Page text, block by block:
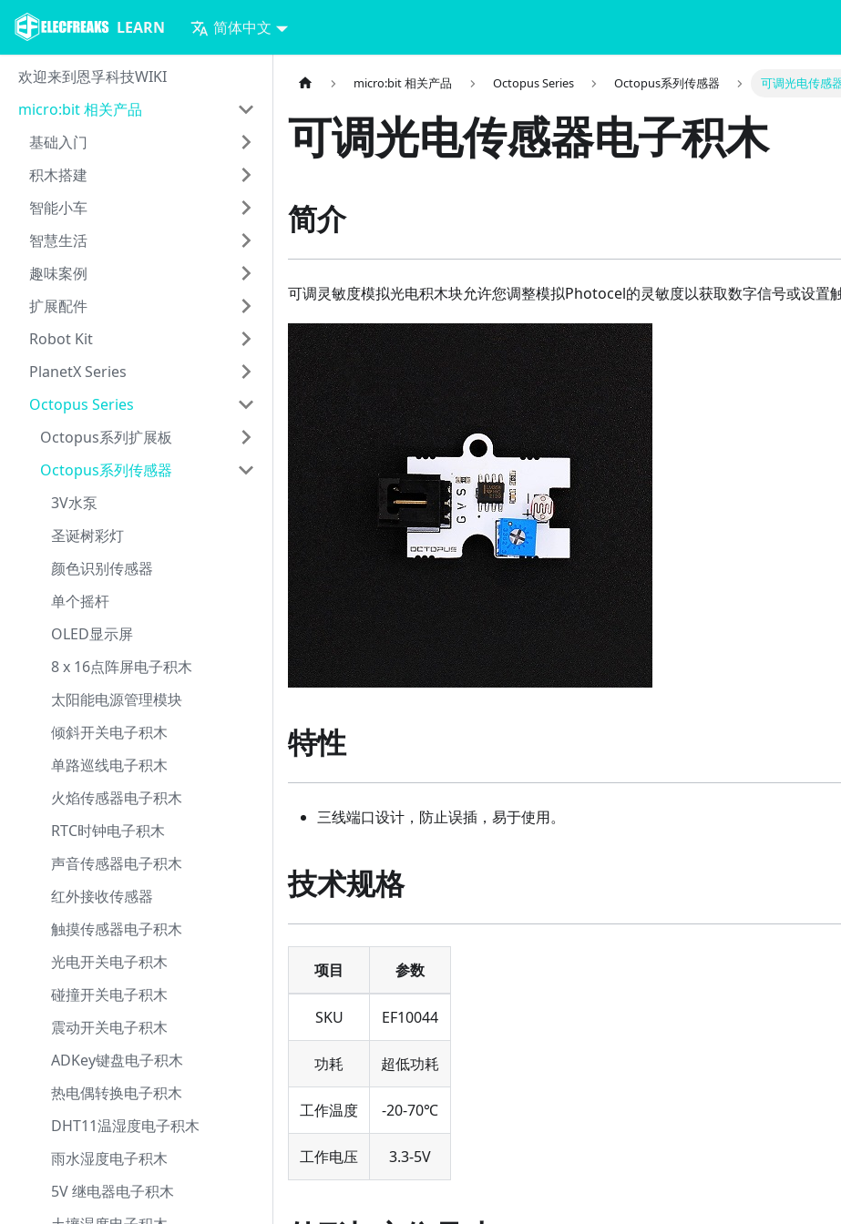
LEARN 简体中文
欢迎来到恩孚科技WIKI
micro:bit 相关产品
基础入门
积木搭建
智能小车
智慧生活
趣味案例
扩展配件
Robot Kit
PlanetX Series
Octopus Series
Octopus系列扩展板
Octopus系列传感器
3V水泵
圣诞树彩灯
颜色识别传感器
单个摇杆
OLED显示屏
8 x 16点阵屏电子积木
太阳能电源管理模块
倾斜开关电子积木
单路巡线电子积木
火焰传感器电子积木
RTC时钟电子积木
声音传感器电子积木
红外接收传感器
触摸传感器电子积木
光电开关电子积木
碰撞开关电子积木
震动开关电子积木
ADKey键盘电子积木
热电偶转换电子积木
DHT11温湿度电子积木
雨水湿度电子积木
5V 继电器电子积木
micro:bit 相关产品 Octopus Series Octopus系列传感器 可调光电传感
可调光电传感器电子积木
简介
可调灵敏度模拟光电积木块允许您调整模拟Photocel的灵敏度以获取数字信号或设置触
特性
三线端口设计，防止误插，易于使用。
技术规格
项目 参数
SKU EF10044
功耗 超低功耗
工作温度 -20-70℃
工作电压 3.3-5V